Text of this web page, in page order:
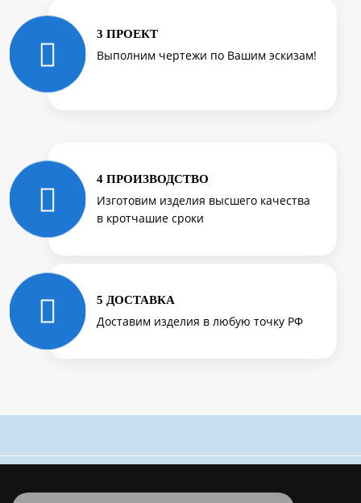
3 ПРОЕКТ
Выполним чертежи по Вашим эскизам!
4 ПРОИЗВОДСТВО
Изготовим изделия высшего качества
в кротчашие сроки
5 ДОСТАВКА
Доставим изделия в любую точку РФ